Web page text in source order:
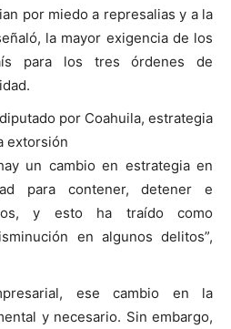
por miedo a represalias y a la
la mayor exigencia de los
para los tres órdenes de
por Coahuila, estrategia
extorsión
un cambio en estrategia en
para contener, detener e
y esto ha traído como
en algunos delitos”,
ese cambio en la
y necesario. Sin embargo,